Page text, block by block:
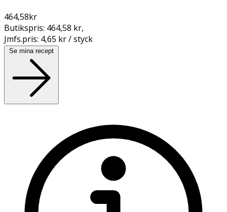
464,58kr
Butikspris: 464,58 kr,
Jmfs.pris: 4,65 kr / styck
Se mina recept